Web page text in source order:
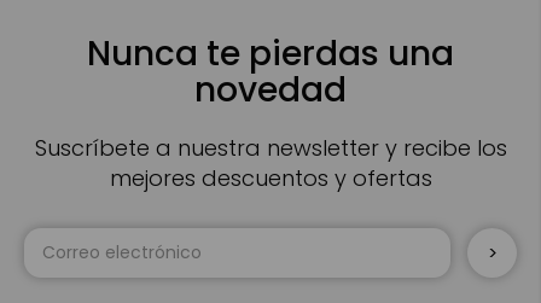
Nunca te pierdas una
novedad
Suscríbete a nuestra newsletter y recibe los
mejores descuentos y ofertas